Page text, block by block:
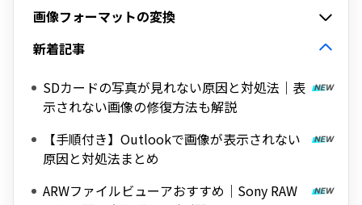
画像フォーマットの変換
新着記事
SDカードの写真が見れない原因と対処法｜表
示されない画像の修復方法も解説
【手順付き】Outlookで画像が表示されない
原因と対処法まとめ
ARWファイルビューアおすすめ｜Sony RAW